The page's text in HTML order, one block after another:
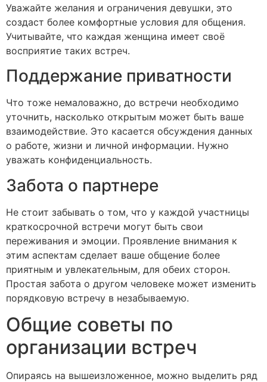
Уважайте желания и ограничения девушки, это
создаст более комфортные условия для общения.
Учитывайте, что каждая женщина имеет своё
восприятие таких встреч.
Поддержание приватности
Что тоже немаловажно, до встречи необходимо
уточнить, насколько открытым может быть ваше
взаимодействие. Это касается обсуждения данных
о работе, жизни и личной информации. Нужно
уважать конфиденциальность.
Забота о партнере
Не стоит забывать о том, что у каждой участницы
краткосрочной встречи могут быть свои
переживания и эмоции. Проявление внимания к
этим аспектам сделает ваше общение более
приятным и увлекательным, для обеих сторон.
Простая забота о другом человеке может изменить
порядковую встречу в незабываемую.
Общие советы по
организации встреч
Опираясь на вышеизложенное, можно выделить ряд